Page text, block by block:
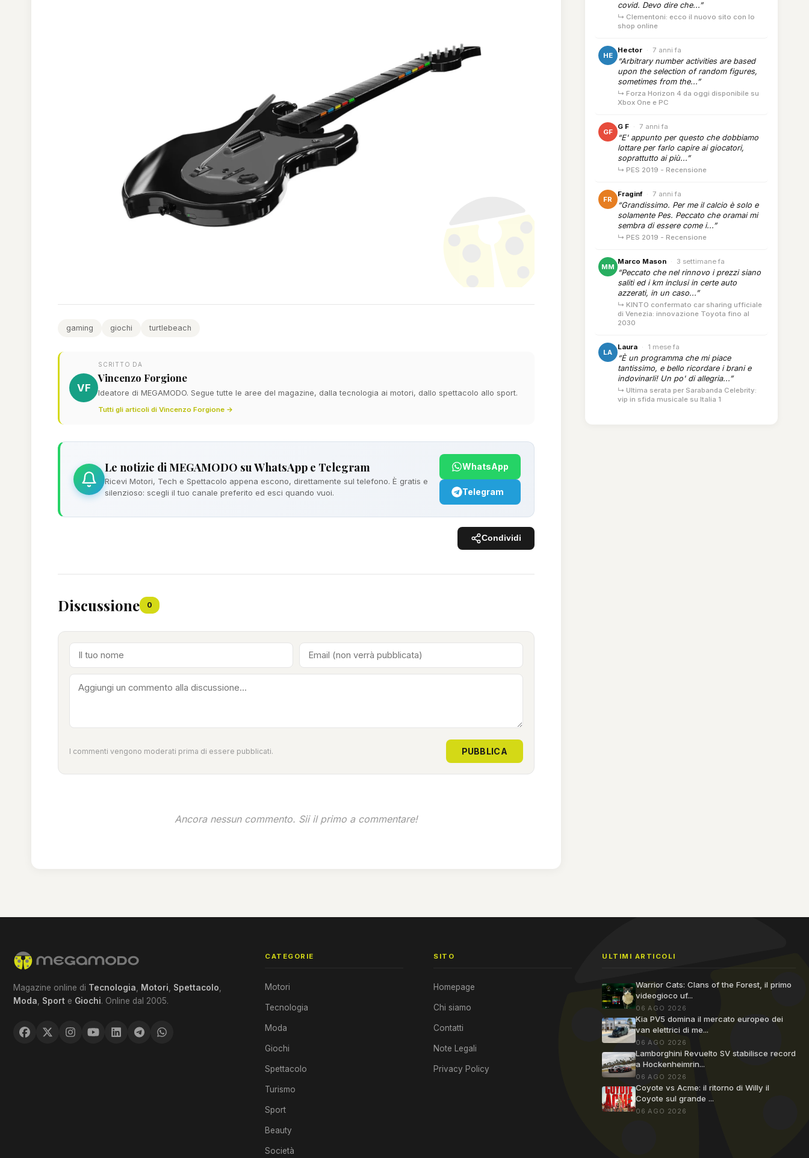
gaming giochi turtlebeach
VF
SCRITTO DA
Vincenzo Forgione
Ideatore di MEGAMODO. Segue tutte le aree del magazine, dalla tecnologia ai motori, dallo spettacolo allo sport.
Tutti gli articoli di Vincenzo Forgione →
Le notizie di MEGAMODO su WhatsApp e Telegram
Ricevi Motori, Tech e Spettacolo appena escono, direttamente sul telefono. È gratis e
silenzioso: scegli il tuo canale preferito ed esci quando vuoi.
WhatsApp
Telegram
Condividi
Discussione 0
I commenti vengono moderati prima di essere pubblicati. PUBBLICA
Ancora nessun commento. Sii il primo a commentare!
covid. Devo dire che...”
↳ Clementoni: ecco il nuovo sito con lo
shop online
HE
Hector · 7 anni fa
“Arbitrary number activities are based
upon the selection of random figures,
sometimes from the...”
↳ Forza Horizon 4 da oggi disponibile su
Xbox One e PC
GF
G F · 7 anni fa
“E' appunto per questo che dobbiamo
lottare per farlo capire ai giocatori,
soprattutto ai più...”
↳ PES 2019 - Recensione
FR
Fraginf · 7 anni fa
“Grandissimo. Per me il calcio è solo e
solamente Pes. Peccato che oramai mi
sembra di essere come i...”
↳ PES 2019 - Recensione
MM
Marco Mason · 3 settimane fa
“Peccato che nel rinnovo i prezzi siano
saliti ed i km inclusi in certe auto
azzerati, in un caso...”
↳ KINTO confermato car sharing ufficiale
di Venezia: innovazione Toyota fino al
2030
LA
Laura · 1 mese fa
“È un programma che mi piace
tantissimo, e bello ricordare i brani e
indovinarli! Un po' di allegria...”
↳ Ultima serata per Sarabanda Celebrity:
vip in sfida musicale su Italia 1
Magazine online di Tecnologia Motori Spettacolo
Moda
Sport e Giochi. Online dal 2005.
CATEGORIE
Motori
Tecnologia
Moda
Giochi
Spettacolo
Turismo
Sport
Beauty
Società
SITO
Homepage
Chi siamo
Contatti
Note Legali
Privacy Policy
ULTIMI ARTICOLI
Warrior Cats: Clans of the Forest, il primo
videogioco uf...
06 AGO 2026
Kia PV5 domina il mercato europeo dei
van elettrici di me...
06 AGO 2026
Lamborghini Revuelto SV stabilisce record
a Hockenheimrin...
06 AGO 2026
Coyote vs Acme: il ritorno di Willy il
Coyote sul grande ...
06 AGO 2026